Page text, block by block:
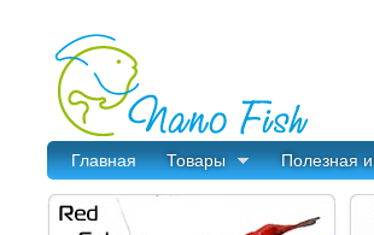
Главная Товары Полезная